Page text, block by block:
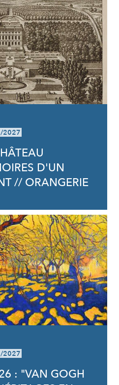
2027
D'UN
// ORANGERIE
2027
: "VAN GOGH